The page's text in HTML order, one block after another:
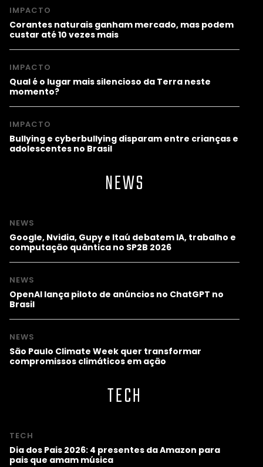
IMPACTO
Corantes naturais ganham mercado, mas podem
custar até 10 vezes mais
IMPACTO
Qual é o lugar mais silencioso da Terra neste
momento?
IMPACTO
Bullying e cyberbullying disparam entre crianças e
adolescentes no Brasil
NEWS
NEWS
Google, Nvidia, Gupy e Itaú debatem IA, trabalho e
computação quântica no SP2B 2026
NEWS
OpenAI lança piloto de anúncios no ChatGPT no
Brasil
NEWS
São Paulo Climate Week quer transformar
compromissos climáticos em ação
TECH
TECH
Dia dos Pais 2026: 4 presentes da Amazon para
pais que amam música